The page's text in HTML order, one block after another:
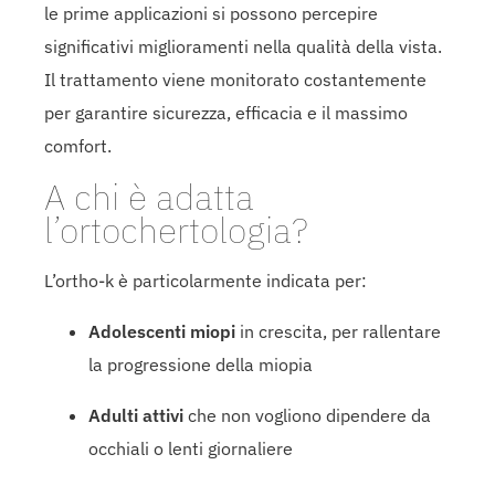
le prime applicazioni si possono percepire
significativi miglioramenti nella qualità della vista.
Il trattamento viene monitorato costantemente
per garantire sicurezza, efficacia e il massimo
comfort.
A chi è adatta
l’ortochertologia?
L’ortho-k è particolarmente indicata per:
Adolescenti miopi in crescita, per rallentare
la progressione della miopia
Adulti attivi che non vogliono dipendere da
occhiali o lenti giornaliere